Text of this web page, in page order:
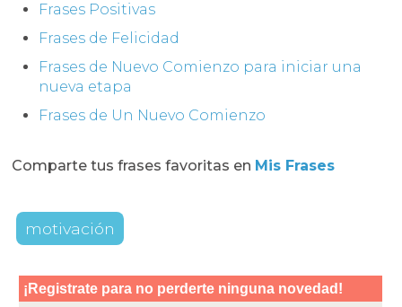
Frases Positivas
Frases de Felicidad
Frases de Nuevo Comienzo para iniciar una
nueva etapa
Frases de Un Nuevo Comienzo
Comparte tus frases favoritas en Mis Frases
motivación